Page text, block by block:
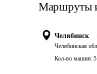
Маршруты
Челябинск
Челябинская
Кол-во машин: 5